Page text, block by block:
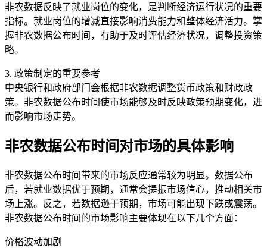
非农数据反映了就业岗位的变化，是判断经济运行状况的重要
指标。就业岗位的增减直接影响消费能力和整体经济活力。掌
握非农数据公布时间，有助于及时评估经济状况，调整投资策
略。
3. 政策制定的重要参考
中央银行和政府部门会根据非农数据调整货币政策和财政政
策。非农数据公布时间使市场能够及时反映政策预期变化，进
而影响市场走势。
非农数据公布时间对市场的具体影响
非农数据公布时间带来的市场反应通常较为明显。数据公布
后，若就业数据优于预期，通常会提振市场信心，推动相关市
场上涨。反之，若数据逊于预期，市场可能出现下跌或震荡。
非农数据公布时间的市场影响主要体现在以下几个方面：
价格波动加剧